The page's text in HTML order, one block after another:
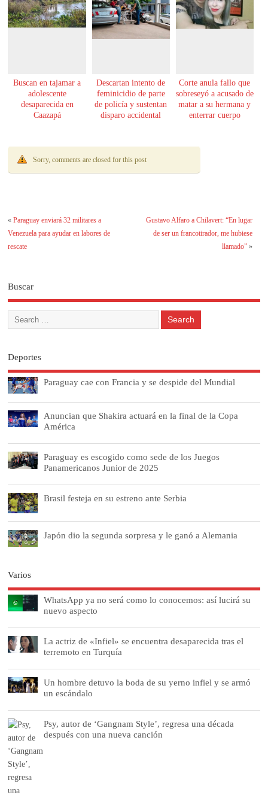
Buscan en tajamar a
adolescente
desaparecida en
Caazapá
Descartan intento de
feminicidio de parte
de policía y sustentan
disparo accidental
Corte anula fallo que
sobreseyó a acusado de
matar a su hermana y
enterrar cuerpo
Sorry, comments are closed for this post
«Paraguay enviará 32 militares a
Venezuela para ayudar en labores de
rescate
Gustavo Alfaro a Chilavert: “En lugar
de ser un francotirador, me hubiese
llamado”»
Buscar
Deportes
Paraguay cae con Francia y se despide del Mundial
Anuncian que Shakira actuará en la final de la Copa
América
Paraguay es escogido como sede de los Juegos
Panamericanos Junior de 2025
Brasil festeja en su estreno ante Serbia
Japón dio la segunda sorpresa y le ganó a Alemania
Varios
WhatsApp ya no será como lo conocemos: así lucirá su
nuevo aspecto
La actriz de «Infiel» se encuentra desaparecida tras el
terremoto en Turquía
Un hombre detuvo la boda de su yerno infiel y se armó
un escándalo
Psy, autor de ‘Gangnam Style’, regresa una década
después con una nueva canción